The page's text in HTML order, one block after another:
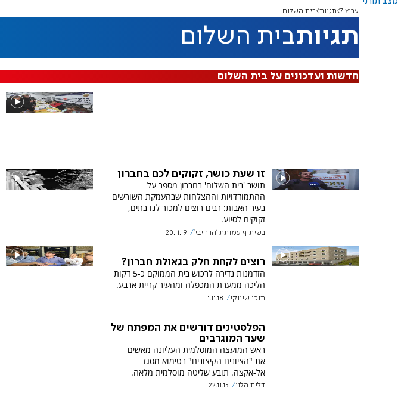
ערוץ 7 תגיות בית השלום
תגיותבית השלום
חדשות ועדכונים על בית השלום
זו שעת כושר, זקוקים לכם בחברון
תושב 'בית השלום' בחברון מספר על
ההתמודדויות וההצלחות שבהעמקת השורשים
בעיר האבות: רבים רוצים למכור לנו בתים,
זקוקים לסיוע.
בשיתוף עמותת 'הרחיבי' 20.11.19
רוצים לקחת חלק בגאולת חברון?
הזדמנות נדירה לרכוש בית הממוקם כ-5 דקות
הליכה ממערת המכפלה ומהעיר קריית ארבע.
תוכן שיווקי 1.11.18
הפלסטינים דורשים את המפתח של
שער המוגרבים
ראש המועצה המוסלמית העליונה מאשים
את "הציונים הקיצונים" בטימוא מסגד
אל-אקצה. תובע שליטה מוסלמית מלאה.
דלית הלוי 22.11.15